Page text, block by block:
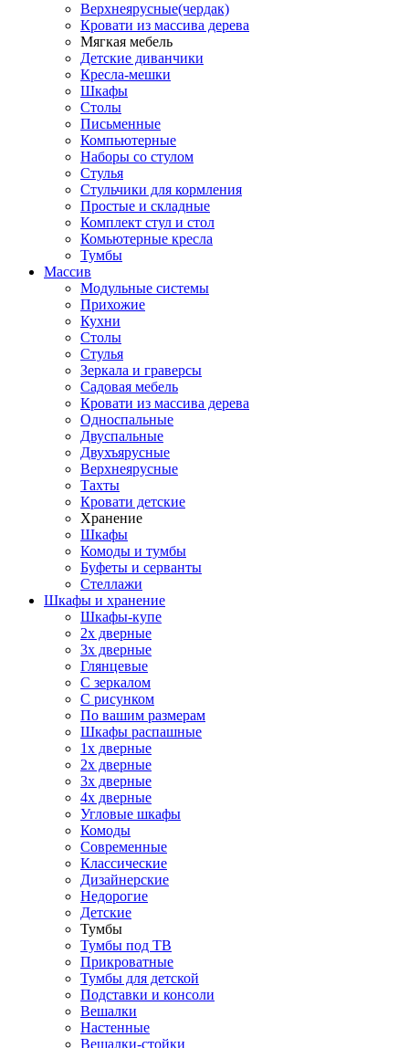
Верхнеярусные(чердак)
Кровати из массива дерева
Мягкая мебель
Детские диванчики
Кресла-мешки
Шкафы
Столы
Письменные
Компьютерные
Наборы со стулом
Стулья
Стульчики для кормления
Простые и складные
Комплект стул и стол
Комьютерные кресла
Тумбы
Массив
Модульные системы
Прихожие
Кухни
Столы
Стулья
Зеркала и граверсы
Садовая мебель
Кровати из массива дерева
Односпальные
Двуспальные
Двухъярусные
Верхнеярусные
Тахты
Кровати детские
Хранение
Шкафы
Комоды и тумбы
Буфеты и серванты
Стеллажи
Шкафы и хранение
Шкафы-купе
2х дверные
3х дверные
Глянцевые
С зеркалом
С рисунком
По вашим размерам
Шкафы распашные
1х дверные
2х дверные
3х дверные
4х дверные
Угловые шкафы
Комоды
Современные
Классические
Дизайнерские
Недорогие
Детские
Тумбы
Тумбы под ТВ
Прикроватные
Тумбы для детской
Подставки и консоли
Вешалки
Настенные
Вешалки-стойки